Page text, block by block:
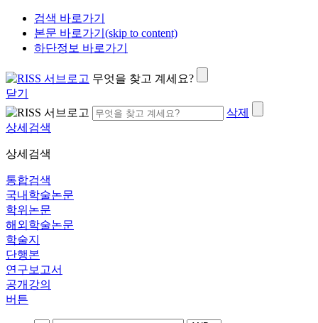
검색 바로가기
본문 바로가기(skip to content)
하단정보 바로가기
무엇을 찾고 계세요?
닫기
삭제
상세검색
상세검색
통합검색
국내학술논문
학위논문
해외학술논문
학술지
단행본
연구보고서
공개강의
버튼